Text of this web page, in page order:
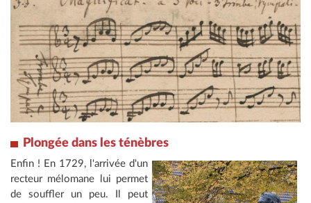
Plongée dans les ténèbres
Enfin ! En 1729, l'arrivée d'un
recteur mélomane lui permet
de souffler un peu. Il peut